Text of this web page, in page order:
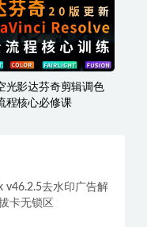
光影达芬奇剪辑调色
程核心必修课
v46.2.5去水印广告解
卡无锁区